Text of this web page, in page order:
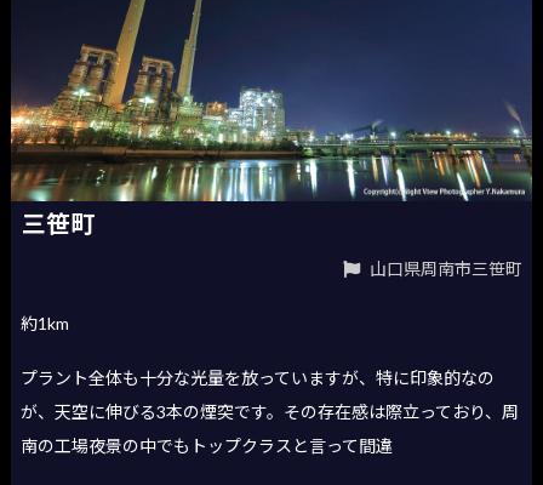
三笹町
山口県周南市三笹町
約1km
プラント全体も十分な光量を放っていますが、特に印象的なの
が、天空に伸びる3本の煙突です。その存在感は際立っており、周
南の工場夜景の中でもトップクラスと言って間違